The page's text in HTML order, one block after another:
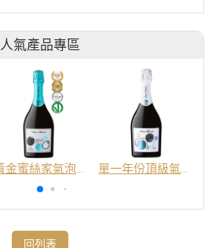
人氣產品專區
黃金蜜絲家氣泡酒 DOC 單一年份頂級氣泡酒 DOC
回列表